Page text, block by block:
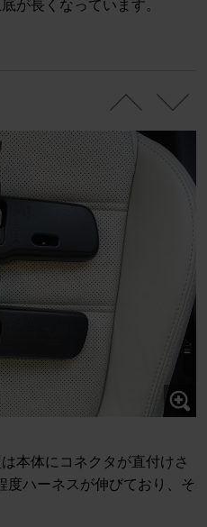
が長くなっています。
本体にコネクタが直付けさ
度ハーネスが伸びており、そ